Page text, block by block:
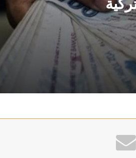
التركية